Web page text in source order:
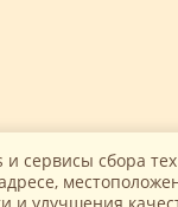
сервисы сбора